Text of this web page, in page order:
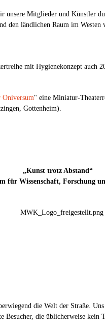
Mitglieder und Künstler
den ländlichen Raum im
mit Hygienekonzept auch
Oniversum" eine Miniatur-
Gottenheim).
„Kunst trotz Abstand“
für Wissenschaft, Forschung
die Welt der Straße.
Besucher, die üblicherweise